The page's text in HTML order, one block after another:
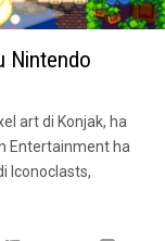
Nintendo
art di Konjak, ha
Entertainment ha
Iconoclasts,